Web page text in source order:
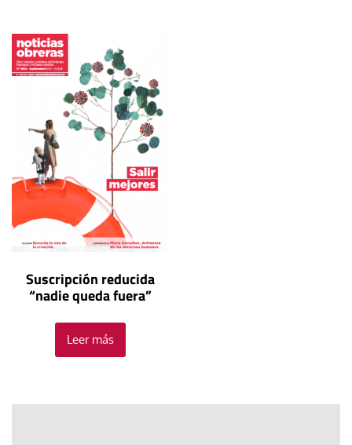
Suscripción reducida
“nadie queda fuera”
Leer más